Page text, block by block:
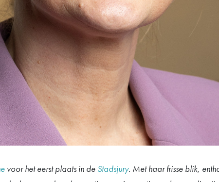
voor het eerst plaats in de Stadsjury. Met haar frisse blik,